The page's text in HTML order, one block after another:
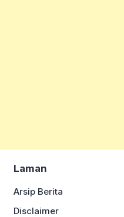
Laman
Arsip Berita
Disclaimer